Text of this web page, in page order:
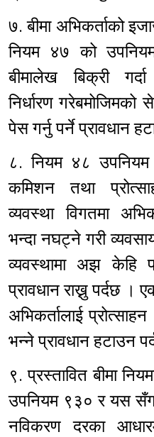
७. बीमा अभिकर्ताको
नियम ४७ को
बीमालेख बिक्री
निर्धारण गरेबमोजिमको
पेस गर्नु पर्ने प्रावधान
८. नियम ४८ उपनियम
कमिशन तथा
व्यवस्था विगतमा
भन्दा नघट्ने गरी
व्यवस्थामा अझ केहि
प्रावधान राख्नु पर्दछ ।
अभिकर्तालाई
भन्ने प्रावधान हटाउन
९. प्रस्तावित बीमा
उपनियम ९३० र यस
नविकरण दरका